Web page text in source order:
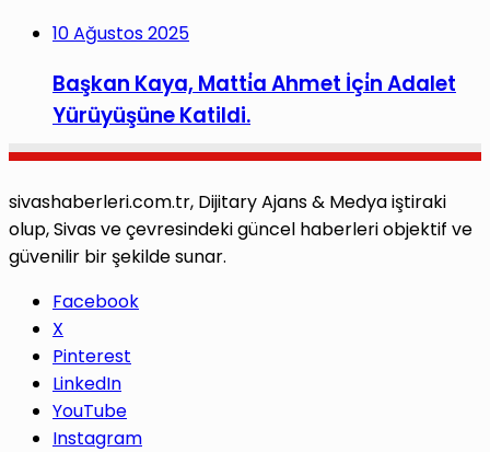
10 Ağustos 2025
Başkan Kaya, Matti̇a Ahmet İçi̇n Adalet
Yürüyüşüne Katildi.
sivashaberleri.com.tr, Dijitary Ajans & Medya iştiraki
olup, Sivas ve çevresindeki güncel haberleri objektif ve
güvenilir bir şekilde sunar.
Facebook
X
Pinterest
LinkedIn
YouTube
Instagram